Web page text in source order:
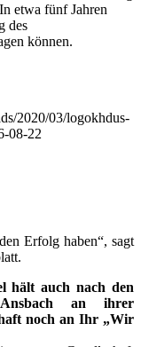
etwa fünf Jahren
des
können.
2020/03/logokhdus-
08-22
Erfolg haben“, sagt
hält auch nach den
an ihrer
noch an Ihr „Wir